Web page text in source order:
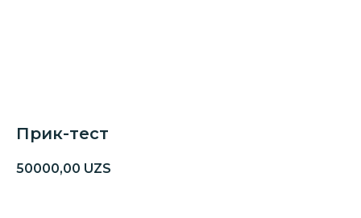
Прик-тест
50000,00 UZS